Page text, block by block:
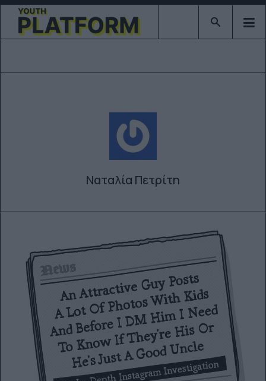
Type 2 or
Ναταλία Πετρίτη